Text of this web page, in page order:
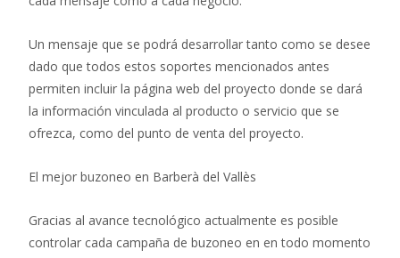
Un mensaje que se podrá desarrollar tanto como se desee
dado que todos estos soportes mencionados antes
permiten incluir la página web del proyecto donde se dará
la información vinculada al producto o servicio que se
ofrezca, como del punto de venta del proyecto.
El mejor buzoneo en Barberà del Vallès
Gracias al avance tecnológico actualmente es posible
controlar cada campaña de buzoneo en en todo momento